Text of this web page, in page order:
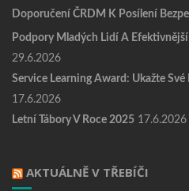
Doporučení ČRDM K Posílení
Podpory Mladých Lidí A
29.6.2026
Service Learning Award: Ukažte
17.6.2026
Letní Tábory V Roce 2025 17.6.2026
AKTUÁLNĚ V TŘEBÍČI